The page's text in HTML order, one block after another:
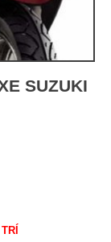
SUZUKI